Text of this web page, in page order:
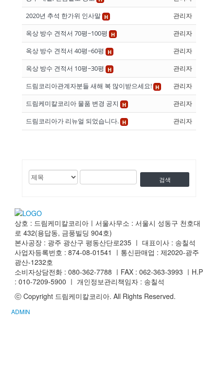
2020년 추석 한가위 인사말 H
관리자
옥상 방수 견적서 70평~100평
H
관리자
옥상 방수 견적서 40평~60평
H
관리자
옥상 방수 견적서 10평~30평
H
관리자
드림코리아관계자분들 새해 복 많이받으세요! H
관리자
드림케미칼코리아 물품 변경 공지
H
관리자
드림코리아가 리뉴얼 되었습니다. H 관리자
게
검
색
검
색
검
색
상호 : 드림케미칼코리아ㅣ서울사무소 : 서울시 성동구 천호대
로 432(용답동, 금풍빌딩 904호)
본사공장 : 광주 광산구 평동산단로235 ㅣ 대표이사 : 송칠석
사업자등록번호 : 874-08-01541 ㅣ통신판매업 : 제2020-광주
광산-1232호
소비자상담전화 : 080-362-7788 ㅣFAX : 062-363-3993 ㅣH.P
: 010-7209-5900 ㅣ 개인정보관리책임자 : 송칠석
ⓒ Copyright 드림케미칼코리아. All Rights Reserved.
ADMIN